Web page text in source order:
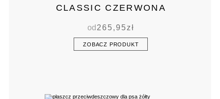
CLASSIC CZERWONA
od265,95zł
ZOBACZ PRODUKT